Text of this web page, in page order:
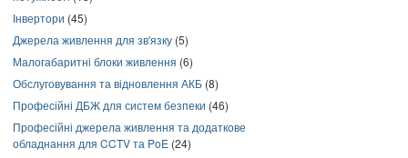
Інвертори (45)
Джерела живлення для зв'язку (5)
Малогабаритні блоки живлення (6)
Обслуговування та відновлення АКБ (8)
Професійні ДБЖ для систем безпеки (46)
Професійні джерела живлення та додаткове
обладнання для CCTV та PoE (24)